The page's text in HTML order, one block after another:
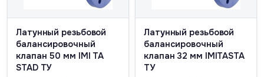
Латунный резьбовой
балансировочный
клапан 50 мм IMI TA
STAD ТУ
Латунный резьбовой
балансировочный
клапан 32 мм IMITASTA
ТУ